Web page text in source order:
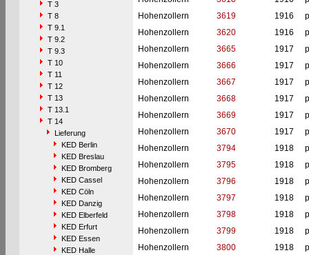
T 3
T 8
T 9.1
T 9.2
T 9.3
T 10
T 11
T 12
T 13
T 13.1
T 14
Lieferung
KED Berlin
KED Breslau
KED Bromberg
KED Cassel
KED Cöln
KED Danzig
KED Elberfeld
KED Erfurt
KED Essen
KED Halle
Hohenzollern
3619 1916
Hohenzollern
3620 1916
Hohenzollern
3665 1917
Hohenzollern
3666 1917
Hohenzollern
3667 1917
Hohenzollern
3668 1917
Hohenzollern
3669 1917
Hohenzollern
3670 1917
Hohenzollern
3794 1918
Hohenzollern
3795 1918
Hohenzollern
3796 1918
Hohenzollern
3797 1918
Hohenzollern
3798 1918
Hohenzollern
3799 1918
Hohenzollern
3800 1918